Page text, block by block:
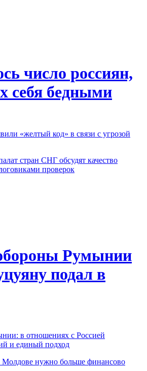
число россиян,
себя бедными
«желтый код» в связи с угрозой
стран СНГ обсудят качество
проверок
Румынии
подал в
в отношениях с Россией
и единый подход
нужно больше финансово